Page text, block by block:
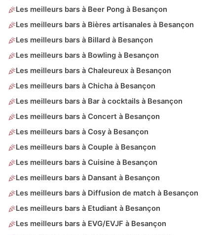
Les meilleurs bars à Beer Pong à Besançon
Les meilleurs bars à Bières artisanales à Besançon
Les meilleurs bars à Billard à Besançon
Les meilleurs bars à Bowling à Besançon
Les meilleurs bars à Chaleureux à Besançon
Les meilleurs bars à Chicha à Besançon
Les meilleurs bars à Bar à cocktails à Besançon
Les meilleurs bars à Concert à Besançon
Les meilleurs bars à Cosy à Besançon
Les meilleurs bars à Couple à Besançon
Les meilleurs bars à Cuisine à Besançon
Les meilleurs bars à Dansant à Besançon
Les meilleurs bars à Diffusion de match à Besançon
Les meilleurs bars à Etudiant à Besançon
Les meilleurs bars à EVG/EVJF à Besançon